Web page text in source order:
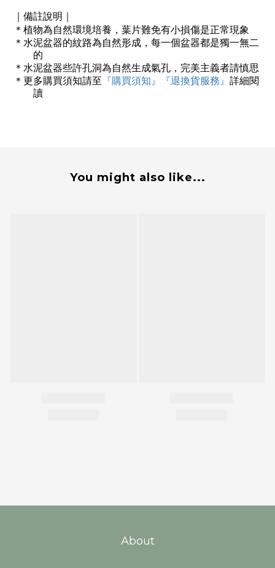
｜備註說明｜
＊ 植物為自然環境培養，葉片難免有小損傷是正常現象
＊ 水泥盆器的紋路為自然形成，每一個盆器都是獨一無二
的
＊ 水泥盆器些許孔洞為自然生成氣孔，完美主義者請慎思
＊ 更多購買須知請至 『購買須知』 『退換貨服務』 詳細閱
讀
You might also like...
About